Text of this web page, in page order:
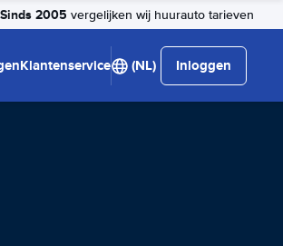
Sinds 2005 vergelijken wij huurauto tarieven
Klantenservice (NL) Inloggen